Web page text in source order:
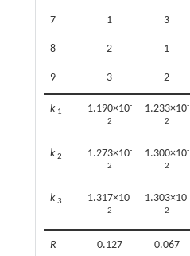
7 1 3
8 2 1
9 3 2
k 1 1.190×10-
2
1.233×10-
2
k 2 1.273×10-
2
1.300×10-
2
k 3 1.317×10-
2
1.303×10-
2
R 0.127 0.067